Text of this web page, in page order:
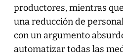
productores, mientras
una reducción de
con un argumento
automatizar todas las